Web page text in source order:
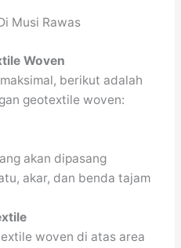
Woven
berikut adalah
geotextile woven:
akan dipasang
akar, dan benda tajam
woven di atas area